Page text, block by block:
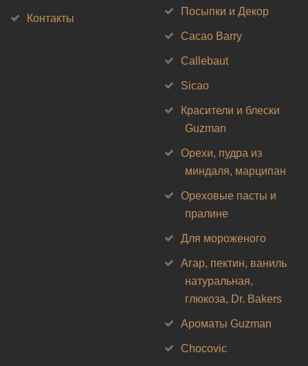
Контакты
Посыпки и Декор
Cacao Barry
Callebaut
Sicao
Красители и блески
Guzman
Орехи, пудра из
миндаля, марципан
Ореховые пасты и
пралине
Для мороженого
Агар, пектин, ваниль
натуральная,
глюкоза, Dr. Bakers
Ароматы Guzman
Chocovic